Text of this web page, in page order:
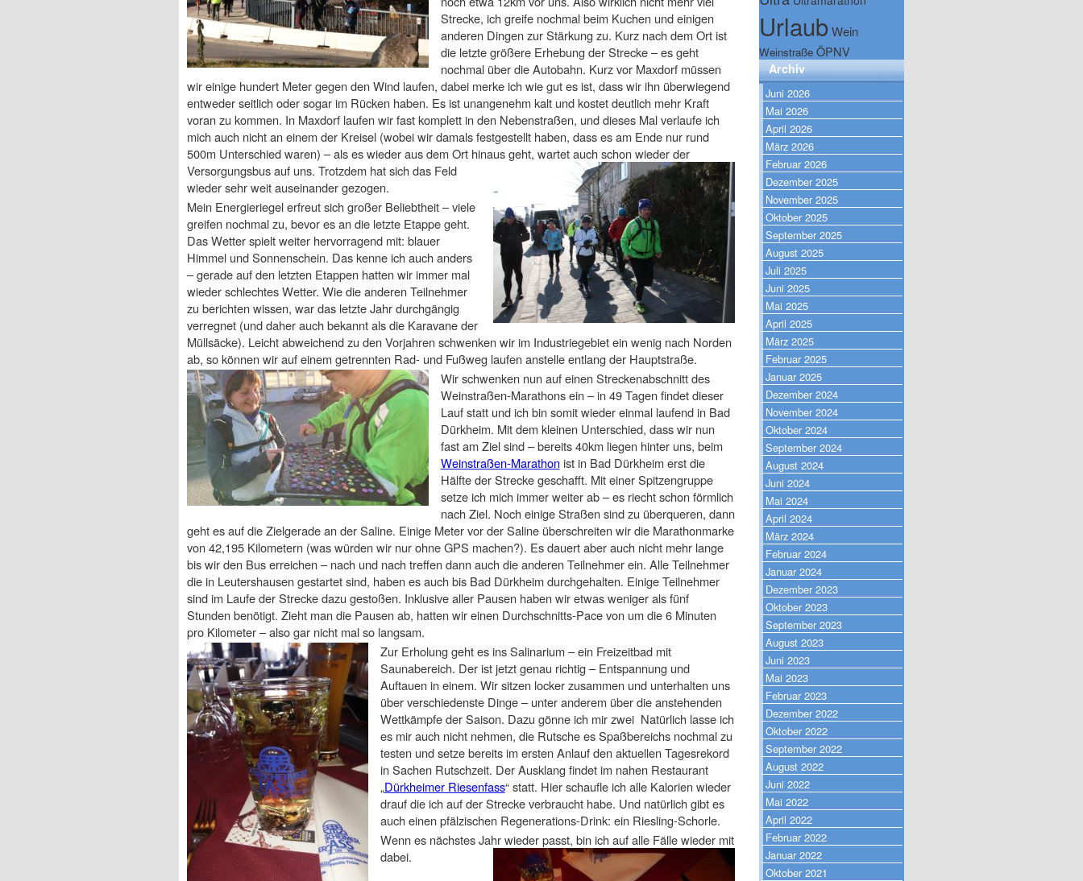
Strecke, ich greife nochmal beim Kuchen und einigen
anderen Dingen zur Stärkung zu. Kurz nach dem Ort ist
die letzte größere Erhebung der Strecke – es geht
nochmal über die Autobahn. Kurz vor Maxdorf müssen
wir einige hundert Meter gegen den Wind laufen, dabei merke ich wie gut es ist, dass wir ihn überwiegend
entweder seitlich oder sogar im Rücken haben. Es ist unangenehm kalt und kostet deutlich mehr Kraft
voran zu kommen. In Maxdorf laufen wir fast komplett in den Nebenstraßen, und dieses Mal verlaufe ich
mich auch nicht an einem der Kreisel (wobei wir damals festgestellt haben, dass es am Ende nur rund
500m Unterschied waren) – als es wieder aus dem Ort hinaus geht, wartet auch schon wieder der
Versorgungsbus auf uns. Trotzdem hat sich das Feld
wieder sehr weit auseinander gezogen.
Mein Energieriegel erfreut sich großer Beliebtheit – viele
greifen nochmal zu, bevor es an die letzte Etappe geht.
Das Wetter spielt weiter hervorragend mit: blauer
Himmel und Sonnenschein. Das kenne ich auch anders
– gerade auf den letzten Etappen hatten wir immer mal
wieder schlechtes Wetter. Wie die anderen Teilnehmer
zu berichten wissen, war das letzte Jahr durchgängig
verregnet (und daher auch bekannt als die Karavane der
Müllsäcke). Leicht abweichend zu den Vorjahren schwenken wir im Industriegebiet ein wenig nach Norden
ab, so können wir auf einem getrennten Rad- und Fußweg laufen anstelle entlang der Hauptstraße.
Wir schwenken nun auf einen Streckenabschnitt des
Weinstraßen-Marathons ein – in 49 Tagen findet dieser
Lauf statt und ich bin somit wieder einmal laufend in Bad
Dürkheim. Mit dem kleinen Unterschied, dass wir nun
fast am Ziel sind – bereits 40km liegen hinter uns, beim
Weinstraßen-Marathonist in Bad Dürkheim erst die
Hälfte der Strecke geschafft. Mit einer Spitzengruppe
setze ich mich immer weiter ab – es riecht schon förmlich
nach Ziel. Noch einige Straßen sind zu überqueren, dann
geht es auf die Zielgerade an der Saline. Einige Meter vor der Saline überschreiten wir die Marathonmarke
von 42,195 Kilometern (was würden wir nur ohne GPS machen?). Es dauert aber auch nicht mehr lange
bis wir den Bus erreichen – nach und nach treffen dann auch die anderen Teilnehmer ein. Alle Teilnehmer
die in Leutershausen gestartet sind, haben es auch bis Bad Dürkheim durchgehalten. Einige Teilnehmer
sind im Laufe der Strecke dazu gestoßen. Inklusive aller Pausen haben wir etwas weniger als fünf
Stunden benötigt. Zieht man die Pausen ab, hatten wir einen Durchschnitts-Pace von um die 6 Minuten
pro Kilometer – also gar nicht mal so langsam.
Zur Erholung geht es ins Salinarium – ein Freizeitbad mit
Saunabereich. Der ist jetzt genau richtig – Entspannung und
Auftauen in einem. Wir sitzen locker zusammen und unterhalten uns
über verschiedenste Dinge – unter anderem über die anstehenden
Wettkämpfe der Saison. Dazu gönne ich mir zwei Natürlich lasse ich
es mir auch nicht nehmen, die Rutsche es Spaßbereichs nochmal zu
testen und setze bereits im ersten Anlauf den aktuellen Tagesrekord
in Sachen Rutschzeit. Der Ausklang findet im nahen Restaurant
„Dürkheimer Riesenfass“ statt. Hier schaufle ich alle Kalorien wieder
drauf die ich auf der Strecke verbraucht habe. Und natürlich gibt es
auch einen pfälzischen Regenerations-Drink: ein Riesling-Schorle.
Wenn es nächstes Jahr wieder passt, bin ich auf alle Fälle wieder mit
dabei.
UrlaubWein
Weinstraße ÖPNV
Archiv
Juni 2026
Mai 2026
April 2026
März 2026
Februar 2026
Dezember 2025
November 2025
Oktober 2025
September 2025
August 2025
Juli 2025
Juni 2025
Mai 2025
April 2025
März 2025
Februar 2025
Januar 2025
Dezember 2024
November 2024
Oktober 2024
September 2024
August 2024
Juni 2024
Mai 2024
April 2024
März 2024
Februar 2024
Januar 2024
Dezember 2023
Oktober 2023
September 2023
August 2023
Juni 2023
Mai 2023
Februar 2023
Dezember 2022
Oktober 2022
September 2022
August 2022
Juni 2022
Mai 2022
April 2022
Februar 2022
Januar 2022
Oktober 2021